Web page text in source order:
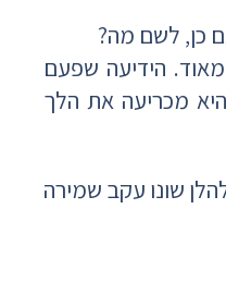
כן, לשם מה?
הידיעה שפעם
היא מכריעה את הלך
שונו עקב שמירה